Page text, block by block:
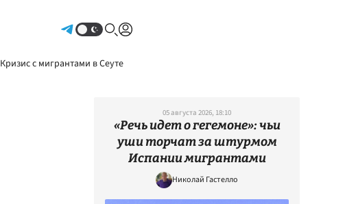
Кризис с мигрантами в Сеуте
05 августа 2026, 18:10
«Речь идет о гегемоне»: чьи
уши торчат за штурмом
Испании мигрантами
Николай Гастелло